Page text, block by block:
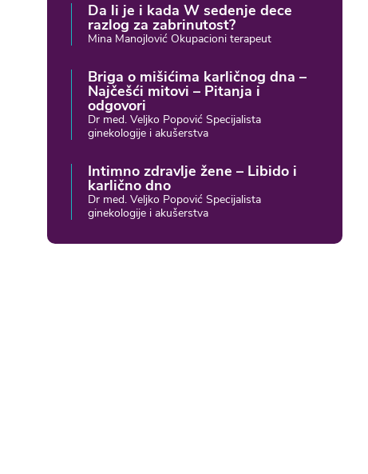
Da li je i kada W sedenje dece
razlog za zabrinutost?
Mina Manojlović Okupacioni terapeut
Briga o mišićima karličnog dna –
Najčešći mitovi – Pitanja i
odgovori
Dr med. Veljko Popović Specijalista
ginekologije i akušerstva
Intimno zdravlje žene – Libido i
karlično dno
Dr med. Veljko Popović Specijalista
ginekologije i akušerstva